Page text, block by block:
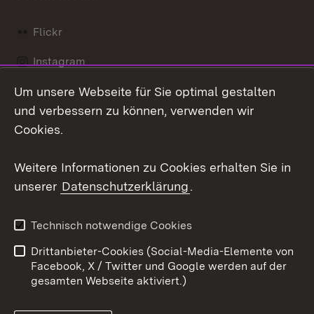
Flickr
Instagram
Social Wall
Barrierefreiheit
Benutzungshinweise
Impressum
Cookies
Um unsere Webseite für Sie optimal gestalten
und verbessern zu können, verwenden wir
Cookies.
Weitere Informationen zu Cookies erhalten Sie in
unserer Datenschutzerklärung.
Technisch notwendige Cookies
Drittanbieter-Cookies (Social-Media-Elemente von
Facebook, X / Twitter und Google werden auf der
gesamten Webseite aktiviert.)